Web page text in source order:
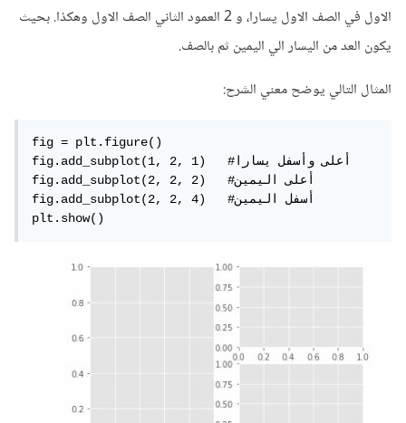
الاول في الصف الاول يسارا، و 2 العمود الثاني الصف الاول وهكذا. بحيث
يكون العد من اليسار الي اليمين ثم بالصف.
المثال التالي يوضح معني الشرح:
fig = plt.figure()
fig.add_subplot(1, 2, 1)   #أعلى وأسفل يسارا
fig.add_subplot(2, 2, 2)   #أعلى اليمين
fig.add_subplot(2, 2, 4)   #أسفل اليمين
plt.show()